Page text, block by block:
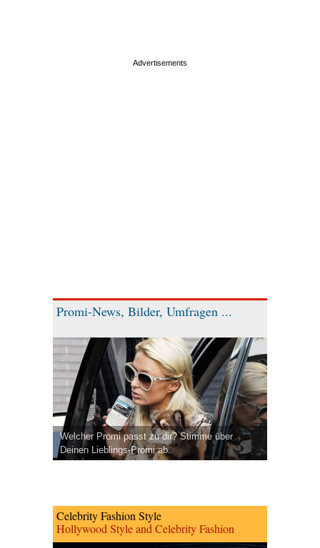
Promi-News, Bilder, Umfragen ...
Welcher Promi passt zu dir? Stimme über
Deinen Lieblings-Promi ab.
Celebrity Fashion Style
Hollywood Style and Celebrity Fashion